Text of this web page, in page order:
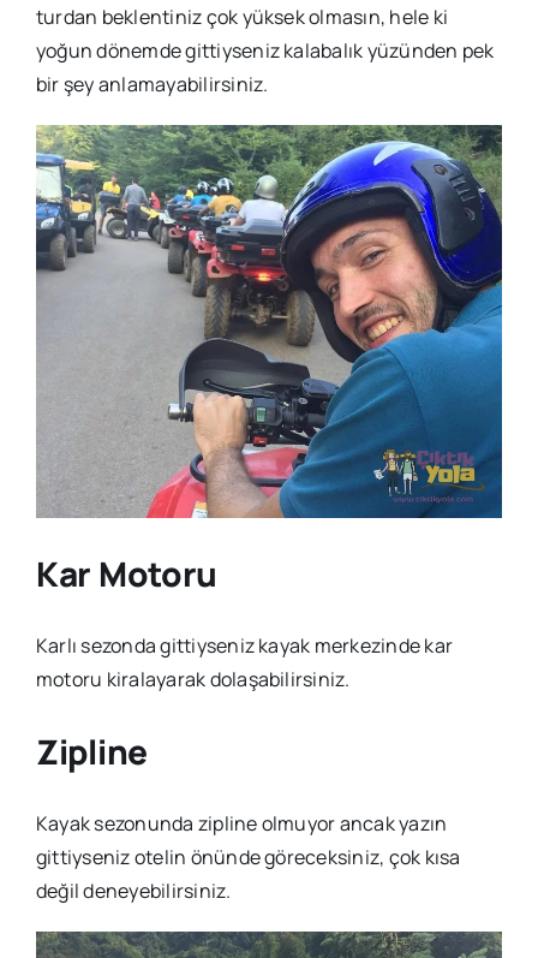
turdan beklentiniz çok yüksek olmasın, hele ki
yoğun dönemde gittiyseniz kalabalık yüzünden pek
bir şey anlamayabilirsiniz.
Kar Motoru
Karlı sezonda gittiyseniz kayak merkezinde kar
motoru kiralayarak dolaşabilirsiniz.
Zipline
Kayak sezonunda zipline olmuyor ancak yazın
gittiyseniz otelin önünde göreceksiniz, çok kısa
değil deneyebilirsiniz.